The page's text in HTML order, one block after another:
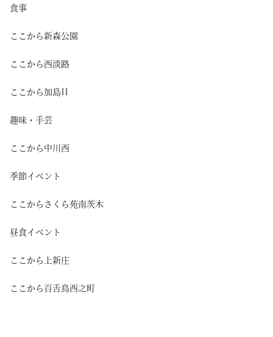
食事
ここから新森公園
ここから西淡路
ここから加島II
趣味・手芸
ここから中川西
季節イベント
ここからさくら苑南茨木
昼食イベント
ここから上新庄
ここから百舌鳥西之町